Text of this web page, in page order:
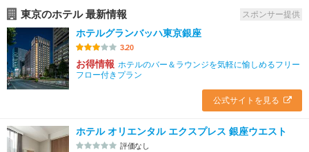
東京のホテル 最新情報 スポンサー提供
ホテルグランバッハ東京銀座
3.20
お得情報 ホテルのバー＆ラウンジを気軽に愉しめるフリー
フロー付きプラン
公式サイトを見る
ホテル オリエンタル エクスプレス 銀座ウエスト
評価なし